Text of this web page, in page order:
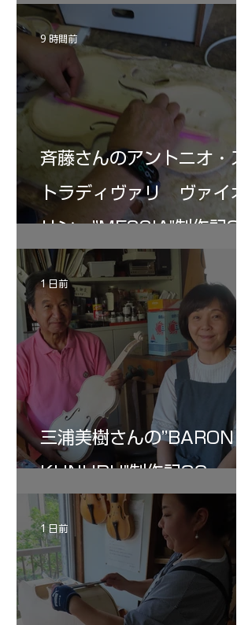
斉藤さんのアントニオ・ス
トラディヴァリ ヴァイオ
リン ”MESSIA"制作記34
9 時間前
三浦美樹さんの”BARON・
KUNUPU"制作記32
1 日前
1 日前